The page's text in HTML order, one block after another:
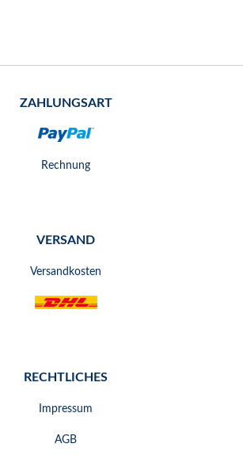
ZAHLUNGSART
Rechnung
VERSAND
Versandkosten
RECHTLICHES
Impressum
AGB